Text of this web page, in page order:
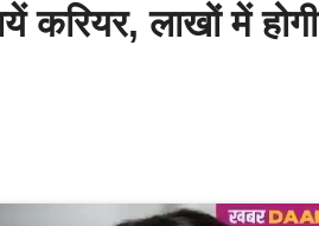
लाखों में होगी